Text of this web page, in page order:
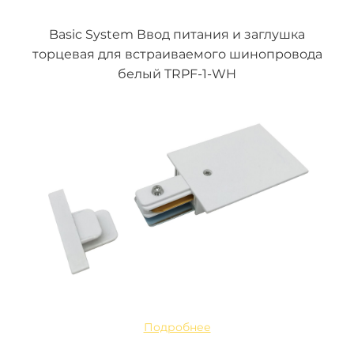
Basic System Ввод питания и заглушка
торцевая для встраиваемого шинопровода
белый TRPF-1-WH
Подробнее